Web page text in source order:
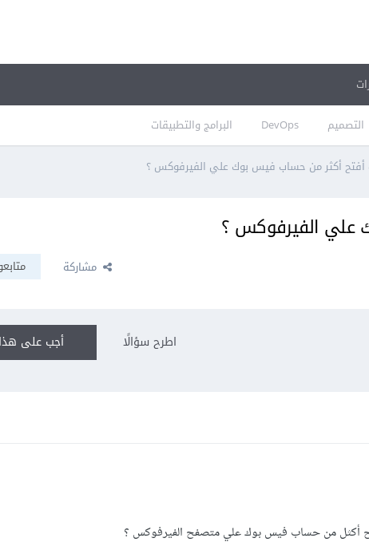
التصميم DevOps البرامج والتطبيقات
أكثر من حساب فيس بوك علي الفيرفوكس ؟
علي الفيرفوكس ؟
مشاركة
أجب على اطرح سؤالًا
أكثل من حساب فيس بوك علي متصفح الفيرفوكس ؟